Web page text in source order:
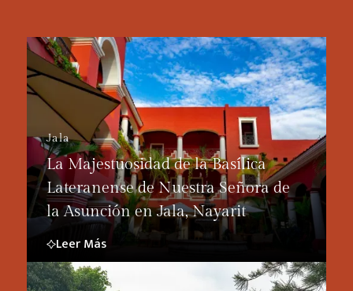
Jala
La Majestuosidad de la Basílica
Lateranense de Nuestra Señora de
la Asunción en Jala, Nayarit
Leer Más